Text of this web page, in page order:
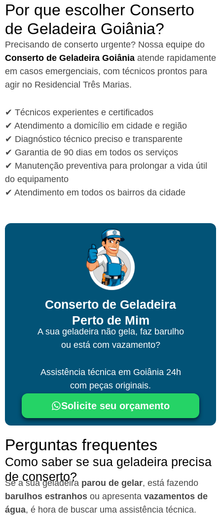
Por que escolher Conserto
de Geladeira Goiânia?​
Precisando de conserto urgente? Nossa equipe do
Conserto de Geladeira Goiânia atende rapidamente
em casos emergenciais, com técnicos prontos para
agir no Residencial Três Marias.
✔ Técnicos experientes e certificados
✔ Atendimento a domicílio em cidade e região
✔ Diagnóstico técnico preciso e transparente
✔ Garantia de 90 dias em todos os serviços
✔ Manutenção preventiva para prolongar a vida útil
do equipamento
✔ Atendimento em todos os bairros da cidade
Conserto de Geladeira
Perto de Mim
A sua geladeira não gela, faz barulho
ou está com vazamento?
Assistência técnica em Goiânia24h
com peças originais.
Solicite seu orçamento
Perguntas frequentes
Como saber se sua geladeira precisa
de conserto?
Se a sua geladeira parou de gelar, está fazendo
barulhos estranhos ou apresenta vazamentos de
água, é hora de buscar uma assistência técnica.